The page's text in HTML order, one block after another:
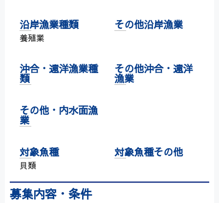
沿岸漁業種類
養殖業
その他沿岸漁業
沖合・遠洋漁業種
類
その他沖合・遠洋
漁業
その他・内水面漁
業
対象魚種
貝類
対象魚種その他
募集内容・条件